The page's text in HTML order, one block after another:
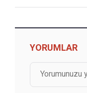
YORUMLAR